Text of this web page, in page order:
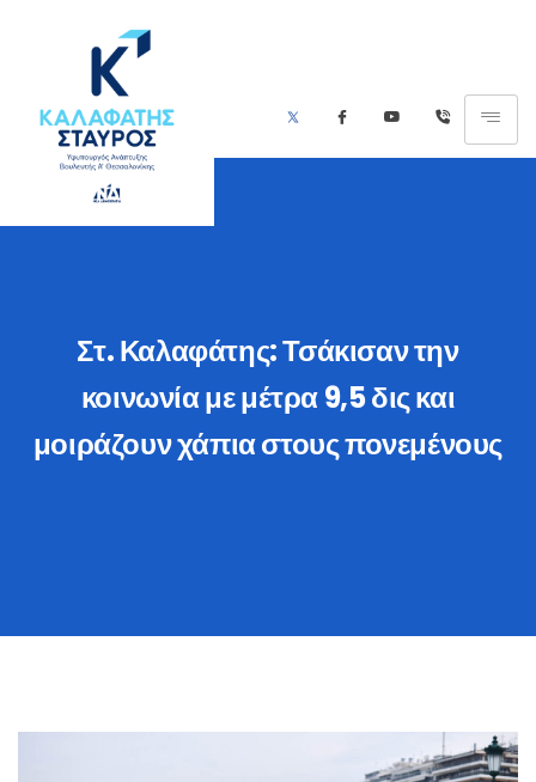
Στ. Καλαφάτης: Τσάκισαν την
κοινωνία με μέτρα 9,5 δις και
μοιράζουν χάπια στους πονεμένους